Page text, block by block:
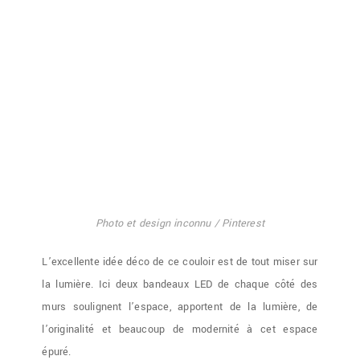
Photo et design inconnu / Pinterest
L’excellente idée déco de ce couloir est de tout miser sur
la lumière. Ici deux bandeaux LED de chaque côté des
murs soulignent l’espace, apportent de la lumière, de
l’originalité et beaucoup de modernité à cet espace
épuré.